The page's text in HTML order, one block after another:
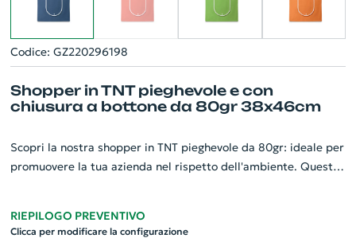
Codice: GZ220296198
Shopper in TNT pieghevole e con
chiusura a bottone da 80gr 38x46cm
Scopri la nostra shopper in TNT pieghevole da 80gr: ideale per
promuovere la tua azienda nel rispetto dell'ambiente. Questa
facile trasporto. Quando non in uso, può essere piegata
RIEPILOGO PREVENTIVO
Clicca per modificare la configurazione